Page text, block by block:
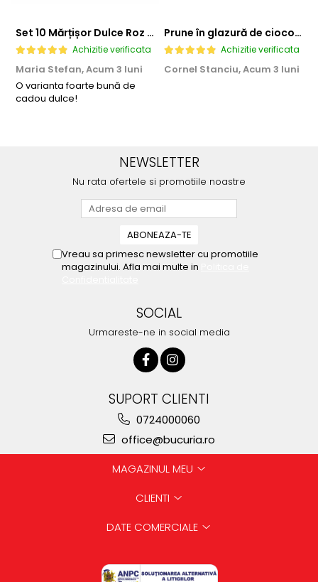
Set 10 Mărțișor Dulce Roz 200g, Cutie Cadou cu Bomboane de Ciocolată
Achizitie verificata
Maria Stefan,Acum 3 luni
O varianta foarte bună de
cadou dulce!
Prune în glazură de ciocolată 2,3 KG
Achizitie verificata
Cornel Stanciu,Acum 3 luni
NEWSLETTER
Nu rata ofertele si promotiile noastre
Vreau sa primesc newsletter cu promotiile
magazinului. Afla mai multe in
SOCIAL
Urmareste-ne in social media
SUPORT CLIENTI
0724000060
office@bucuria.ro
MAGAZINUL MEU
CLIENTI
DATE COMERCIALE